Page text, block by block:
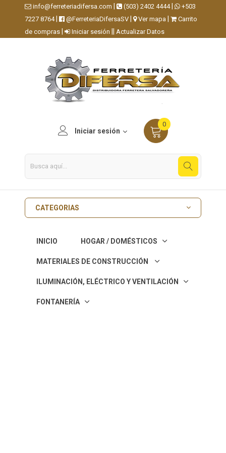
info@ferreteriadifersa.com (503) 2402 4444|
+503
7227 8764| @FerreteriaDifersaSV Ver mapa
Carrito
de compras
Iniciar sesión Actualizar Datos
Iniciar sesión
0
CATEGORIAS
INICIO HOGAR / DOMÉSTICOS
MATERIALES DE CONSTRUCCIÓN
ILUMINACIÓN, ELÉCTRICO Y VENTILACIÓN
FONTANERÍA